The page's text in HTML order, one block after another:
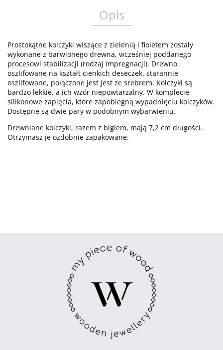
Opis
Prostokątne kolczyki wiszące z zielenią i fioletem zostały
wykonane z barwionego drewna, wcześniej poddanego
procesowi stabilizacji (rodzaj impregnacji). Drewno
oszlifowane na kształt cienkich deseczek, starannie
oszlifowane, połączone jest jest ze srebrem. Kolczyki są
bardzo lekkie, a ich wzór niepowtarzalny. W komplecie
silikonowe zapięcia, które zapobiegną wypadnięciu kolczyków.
Dostępne są dwie pary w podobnym wybarwieniu.
Drewniane kolczyki, razem z biglem, mają 7,2 cm długości.
Otrzymasz je ozdobnie zapakowane.